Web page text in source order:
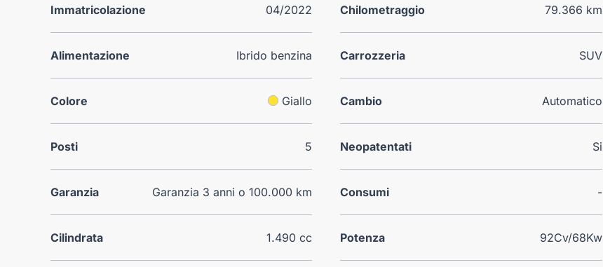
Immatricolazione 04/2022 Chilometraggio 79.366 km
Alimentazione Ibrido benzina Carrozzeria SUV
Colore Giallo Cambio Automatico
Posti 5 Neopatentati Si
Garanzia Garanzia 3 anni o 100.000 km Consumi -
Cilindrata 1.490 cc Potenza 92Cv/68Kw